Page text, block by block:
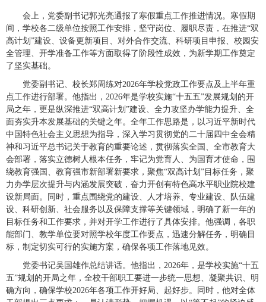
会上，党委副书记郭光亮通报了寒假重点工作推进情况。寒假期
间，学校各二级单位按照工作安排，坚守岗位、履职尽责，在推进“双
高计划”建设、设备更新项目、对外合作交流、科研项目申报、校园安
全管理、开学准备工作等方面取得了阶段性成效，为新学期工作奠定
了坚实基础。
党委副书记、校长郑周练对2026年学校党政工作要点及上半年重
点工作进行部署。他指出，2026年是学校实施“十五五”发展规划的开
局之年，更是纵深推进“双高计划”建设、全力攻坚办学能力提升、全
面夯实升本发展基础的关键之年。全年工作思路是，以习近平新时代
中国特色社会主义思想为指导，深入学习贯彻党的二十届四中全会精
神和习近平总书记关于教育的重要论述，贯彻落实全国、全市教育大
会部署，落实立德树人根本任务，牢记为党育人、为国育才使命，围
绕教育强国、教育强市新部署新要求，聚焦“双高计划”目标任务，聚
力办学层次提升与内涵发展突破，奋力开创有特色高水平职业院校建
设新局面。同时，重点围绕党的建设、人才培养、专业建设、队伍建
设、科研创新、社会服务以及保障支撑等关键领域，明确了新一年的
目标任务和工作要求，并对开学工作进行了具体安排。他强调，各职
能部门、教学单位要对照学校年度工作要点，迅速分解任务，明确目
标，制定切实可行的实施方案，确保各项工作落地见效。
党委书记吴国雄作总结讲话。他指出，2026年，是学校实施“十五
五”规划的开局之年，全校干部职工要进一步统一思想、凝聚共识、明
确方向，确保学校2026年各项工作开好局、起好步。同时，他对全体